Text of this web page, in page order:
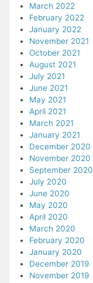
March 2022
February 2022
January 2022
November 2021
October 2021
August 2021
July 2021
June 2021
May 2021
April 2021
March 2021
January 2021
December 2020
November 2020
September 2020
July 2020
June 2020
May 2020
April 2020
March 2020
February 2020
January 2020
December 2019
November 2019